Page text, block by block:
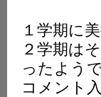
１学期に
２学期は
ったよう
コメント